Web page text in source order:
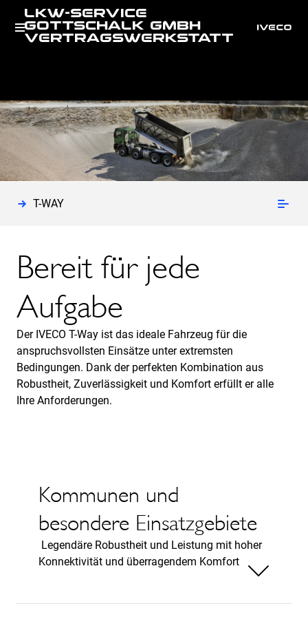
LKW-SERVICE
GOTTSCHALK GMBH
VERTRAGSWERKSTATT
T-WAY
Bereit für jede
Aufgabe
Der IVECO T-Way ist das ideale Fahrzeug für die
anspruchsvollsten Einsätze unter extremsten
Bedingungen. Dank der perfekten Kombination aus
Robustheit, Zuverlässigkeit und Komfort erfüllt er alle
Ihre Anforderungen.
Kommunen und
besondere Einsatzgebiete
Legendäre Robustheit und Leistung mit hoher
Konnektivität und überragendem Komfort
Weniger anzeigen